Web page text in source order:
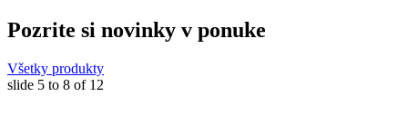
Pozrite si novinky v ponuke
Všetky produkty
slide 5 to 8 of 12